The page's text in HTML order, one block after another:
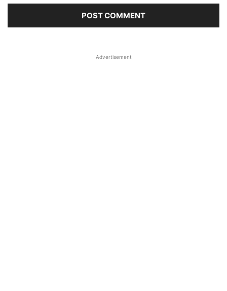
Advertisement